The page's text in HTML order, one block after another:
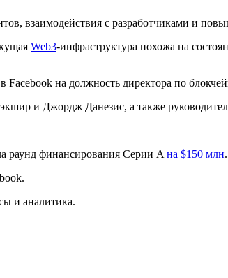
взаимодействия с разработчиками и
Web3-инфраструктура похожа на
на должность директора по
и Джордж Данезис, а также
раунд финансирования Серии A на $150 млн.
и аналитика.